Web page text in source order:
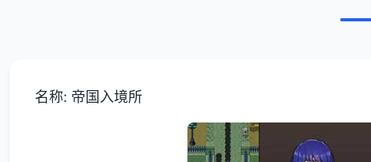
名称: 帝国入境所